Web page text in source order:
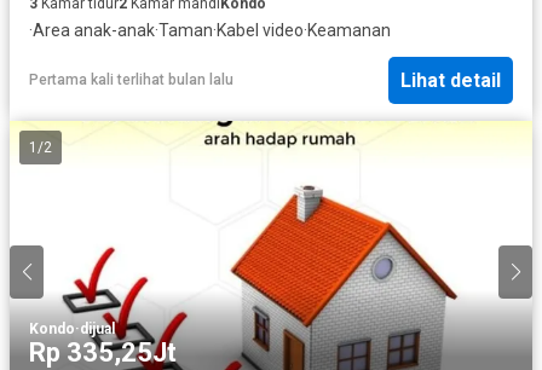
3 Kamar tidur2 Kamar mandi Kondo
·Area anak-anak·Taman·Kabel video·Keamanan
Pertama kali terlihat bulan lalu Lihat detail
1 /2
Kondo·dijual
Rp 335,25Jt